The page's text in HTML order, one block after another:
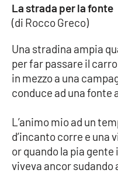
La strada per la fonte
(di Rocco Greco)
Una stradina ampia
per far passare il
in mezzo a una
conduce ad una fonte
L’animo mio ad un
d’incanto corre e una
or quando la pia
viveva ancor sudando